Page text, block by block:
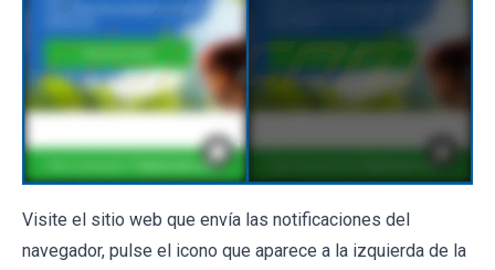
Visite el sitio web que envía las notificaciones del
navegador, pulse el icono que aparece a la izquierda de la